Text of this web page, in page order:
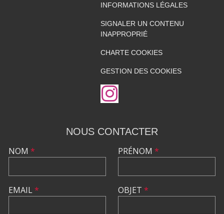
INFORMATIONS LÉGALES
SIGNALER UN CONTENU
INAPPROPRIÉ
CHARTE COOKIES
GESTION DES COOKIES
NOUS CONTACTER
NOM *
EMAIL*
PRÉNOM *
OBJET *